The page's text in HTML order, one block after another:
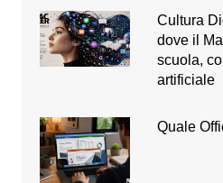
Cultura
dove il
scuola,
artificiale
Quale